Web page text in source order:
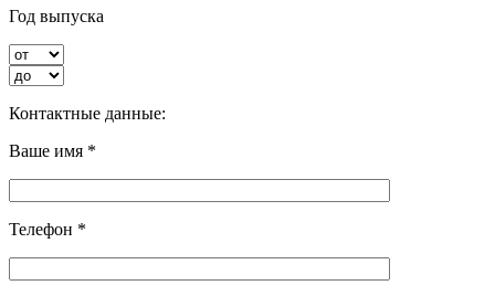
Год выпуска
Контактные данные:
Ваше имя *
Телефон *